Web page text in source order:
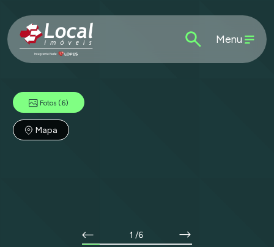
Menu
Fotos (6)
Mapa
1 /6